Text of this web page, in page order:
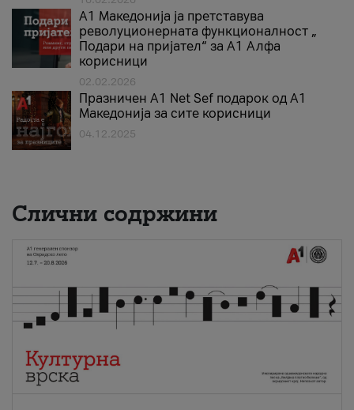
А1 Македонија ја претставува
револуционерната функционалност „
Подари на пријател“ за А1 Алфа
корисници
02.02.2026
Празничен A1 Net Sеf подарок од А1
Македонија за сите корисници
04.12.2025
Слични содржини